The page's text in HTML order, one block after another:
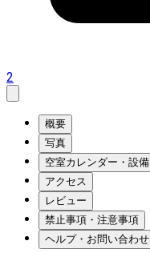
2
概要
写真
空室カレンダー・設備
アクセス
レビュー
禁止事項・注意事項
ヘルプ・お問い合わせ